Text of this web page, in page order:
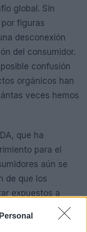
global. Sin
figuras
desconexión
del consumidor.
confusión
orgánicos han
veces hemos
que ha
para el
aún se
de que los
expuestos a
lo que